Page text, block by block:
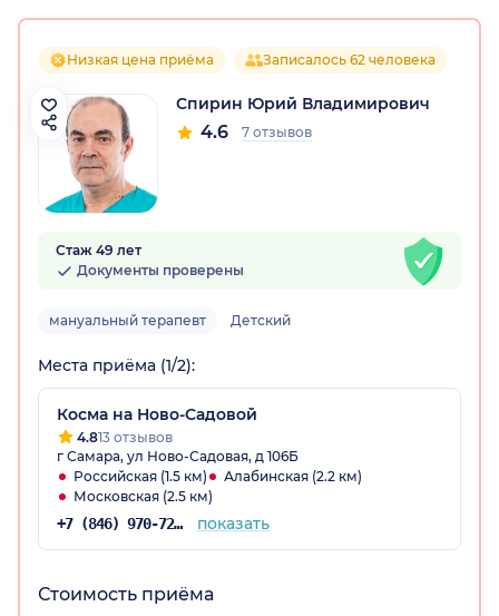
Низкая цена приёма Записалось 62 человека
Спирин Юрий Владимирович
4.6 7 отзывов
Стаж 49 лет
Документы проверены
мануальный терапевт Детский
Места приёма (1/2):
Косма на Ново-Садовой
4.813 отзывов
г Самара, ул Ново-Садовая, д 106Б
Российская (1.5 км)
Алабинская (2.2 км)
Московская (2.5 км)
+7 (846) 970-72-14 показать
Стоимость приёма